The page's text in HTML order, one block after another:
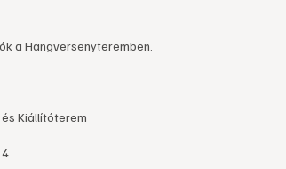
a Hangversenyteremben.
Kiállítóterem